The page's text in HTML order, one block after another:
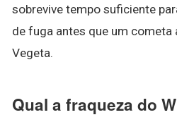
sobrevive tempo suficiente
de fuga antes que um cometa
Vegeta.
Qual a fraqueza do